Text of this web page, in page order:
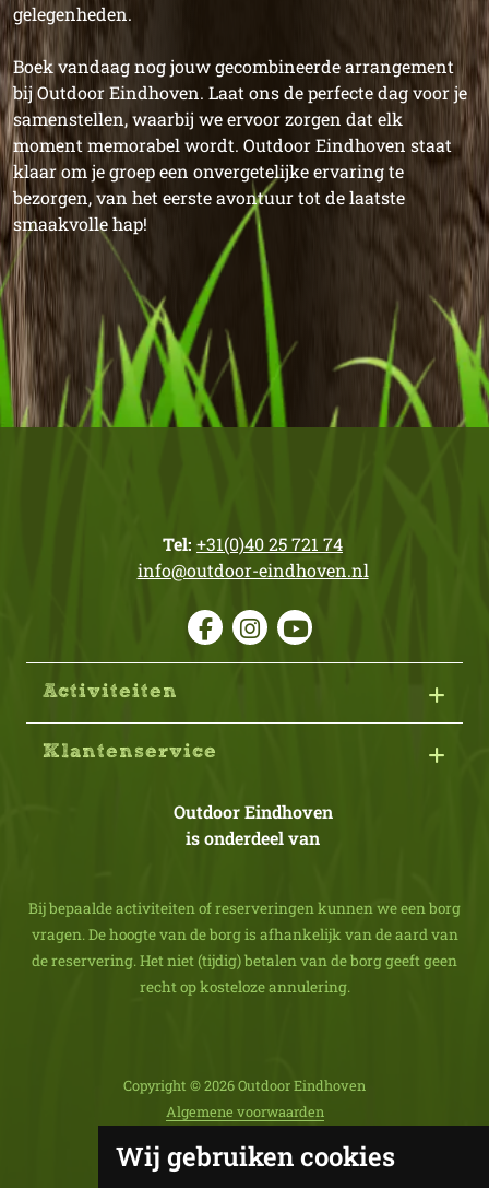
Wij gebruiken cookies
gelegenheden.
Boek vandaag nog jouw gecombineerde arrangement
bij Outdoor Eindhoven. Laat ons de perfecte dag voor je
samenstellen, waarbij we ervoor zorgen dat elk
moment memorabel wordt. Outdoor Eindhoven staat
klaar om je groep een onvergetelijke ervaring te
bezorgen, van het eerste avontuur tot de laatste
smaakvolle hap!
Tel: +31(0)40 25 721 74
info@outdoor-eindhoven.nl
Activiteiten
Klantenservice
Outdoor Eindhoven
is onderdeel van
Bij bepaalde activiteiten of reserveringen kunnen we een borg
vragen. De hoogte van de borg is afhankelijk van de aard van
de reservering. Het niet (tijdig) betalen van de borg geeft geen
recht op kosteloze annulering.
Copyright © 2026 Outdoor Eindhoven
Algemene voorwaarden
Powered & WDS Core byWeb DevSpecialist